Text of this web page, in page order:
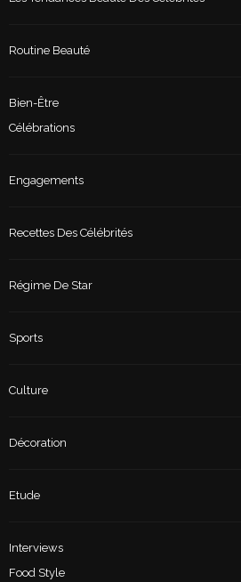
Routine Beauté
Bien-Être
Célébrations
Engagements
Recettes Des Célébrités
Régime De Star
Sports
Culture
Décoration
Etude
Interviews
Food Style